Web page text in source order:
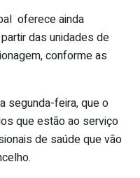
oferece ainda
das unidades de
conforme as
segunda-feira, que o
que estão ao serviço
de saúde que vão